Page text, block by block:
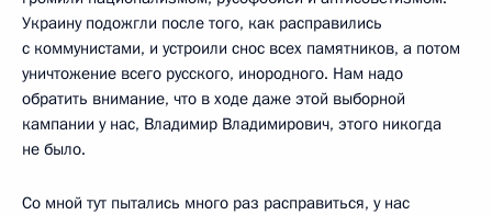
Украину подожгли после того, как расправились
с коммунистами, и устроили снос всех памятников, а потом
уничтожение всего русского, инородного. Нам надо
обратить внимание, что в ходе даже этой выборной
кампании у нас, Владимир Владимирович, этого никогда
не было.
Со мной тут пытались много раз расправиться, у нас